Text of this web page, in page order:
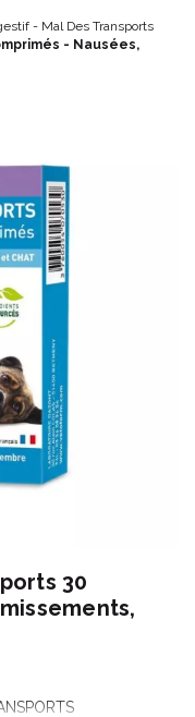
- Mal Des Transports
- Nausées,
30